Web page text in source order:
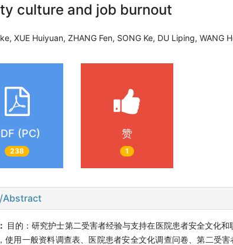
culture and job burnout
XUE Huiyuan, ZHANG Fen, SONG Ke, DU Liping, WANG
(PC)
238
赞
1
Abstract
目的：研究护士第二受害者经验与支持在医院患者安全文化
使用一般资料调查表、医院患者安全文化调查问卷、第二受